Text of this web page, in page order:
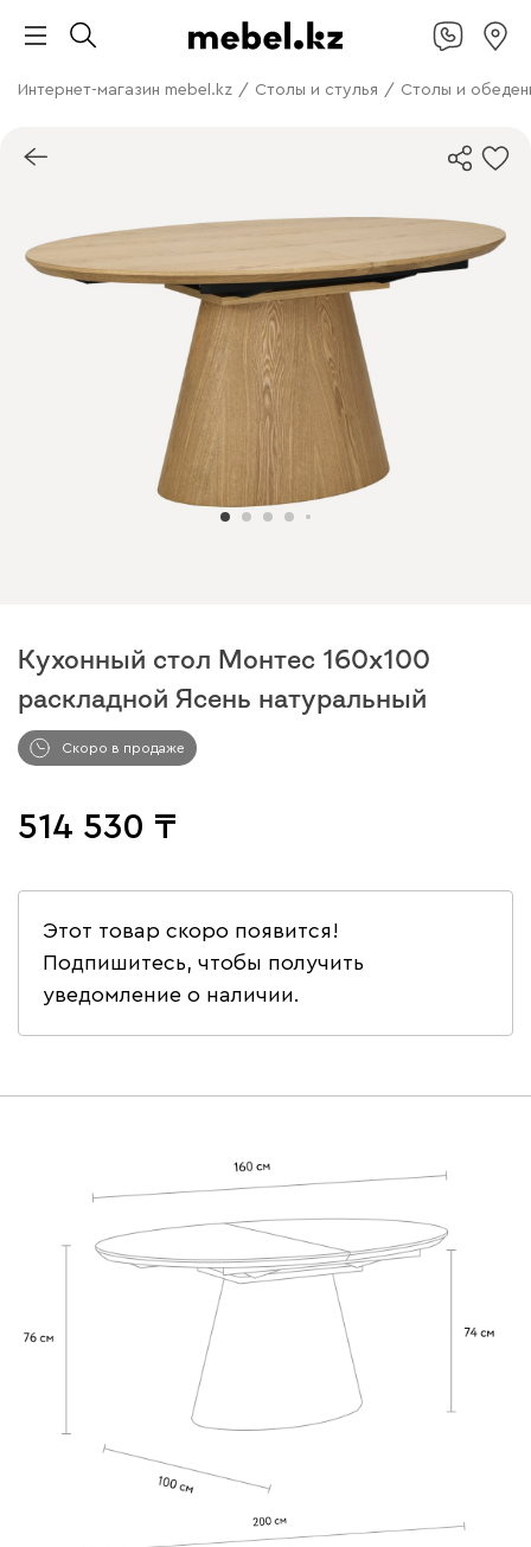
Интернет-магазин mebel.kz / Столы и стулья / Столы и
Кухонный стол Монтес 160x100
раскладной Ясень натуральный
Скоро в продаже
514 530
Этот товар скоро появится!
Подпишитесь, чтобы получить
уведомление о наличии.